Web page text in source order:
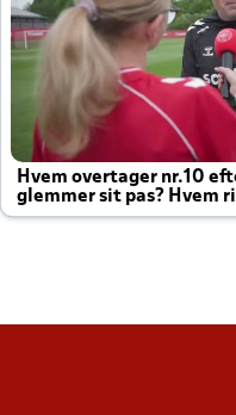
Hvem overtager nr.10
glemmer sit pas? Hvem
altid til efter kampe?